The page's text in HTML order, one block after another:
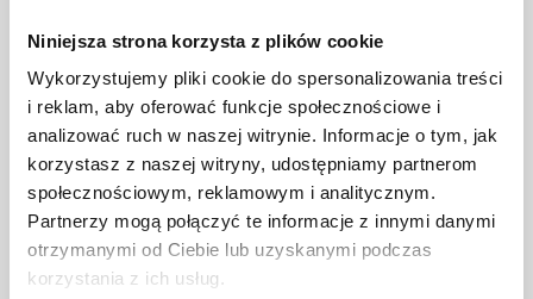
Niniejsza strona korzysta z plików cookie
Wykorzystujemy pliki cookie do spersonalizowania treści
i reklam, aby oferować funkcje społecznościowe i
analizować ruch w naszej witrynie. Informacje o tym, jak
korzystasz z naszej witryny, udostępniamy partnerom
społecznościowym, reklamowym i analitycznym.
Partnerzy mogą połączyć te informacje z innymi danymi
otrzymanymi od Ciebie lub uzyskanymi podczas
korzystania z ich usług.
wprowadzenie dąży do ujednolicenia jakości
CZYM ZAJMUJE SIĘ AUDYTOR WEWNĘTRZNY
LABORATORIUM?
W każdym miejscu pracy osoby zatrudnione na